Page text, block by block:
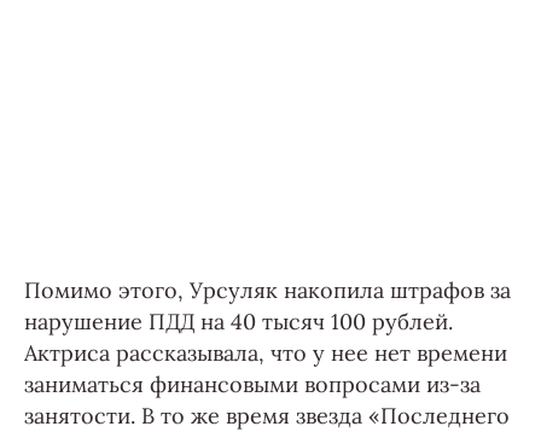
Помимо этого, Урсуляк накопила штрафов за
нарушение ПДД на 40 тысяч 100 рублей.
Актриса рассказывала, что у нее нет времени
заниматься финансовыми вопросами из-за
занятости. В то же время звезда «Последнего